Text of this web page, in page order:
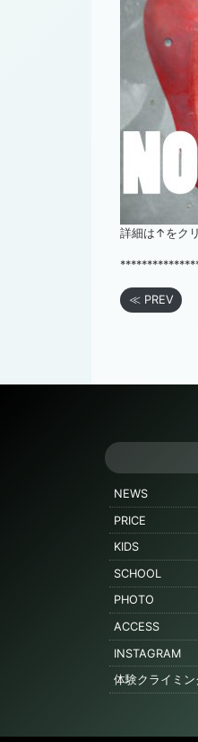
詳細は↑をクリ
≪ PREV
NEWS
PRICE
KIDS
SCHOOL
PHOTO
ACCESS
INSTAGRAM
体験クライミン